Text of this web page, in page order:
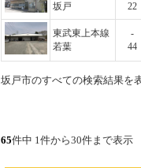
坂戸
22
東武東上本線
若葉
-
44
坂戸市のすべての検索結果を
65件中 1件から30件まで表示